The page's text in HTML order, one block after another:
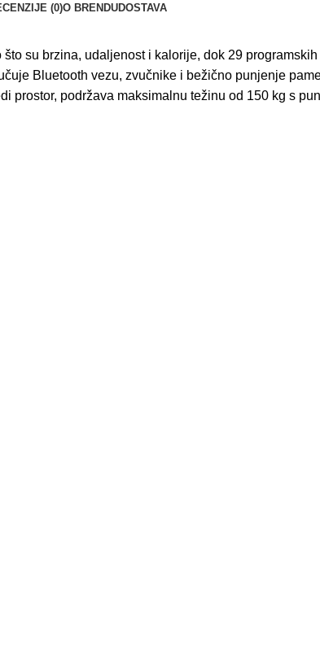
(0)O BRENDUDOSTAVA
su brzina, udaljenost i kalorije, dok 29
Bluetooth vezu, zvučnike i bežično punjenje
podržava maksimalnu težinu od 150 kg s